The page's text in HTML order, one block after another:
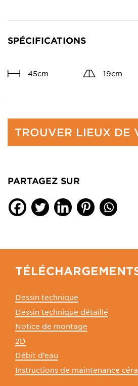
SPÉCIFICATIONS
45cm 19cm
TROUVER LIEUX DE
PARTAGEZ SUR
Dessin technique
Dessin technique détaillé
Notice de montage
2D
Débit d’eau
Instructions de maintenance